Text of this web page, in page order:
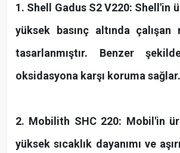
1. Shell Gadus S2 V220: Shell'in
yüksek basınç altında
tasarlanmıştır. Benzer
oksidasyona karşı koruma sağlar.
2. Mobilith SHC 220: Mobil'in
yüksek sıcaklık dayanımı ve